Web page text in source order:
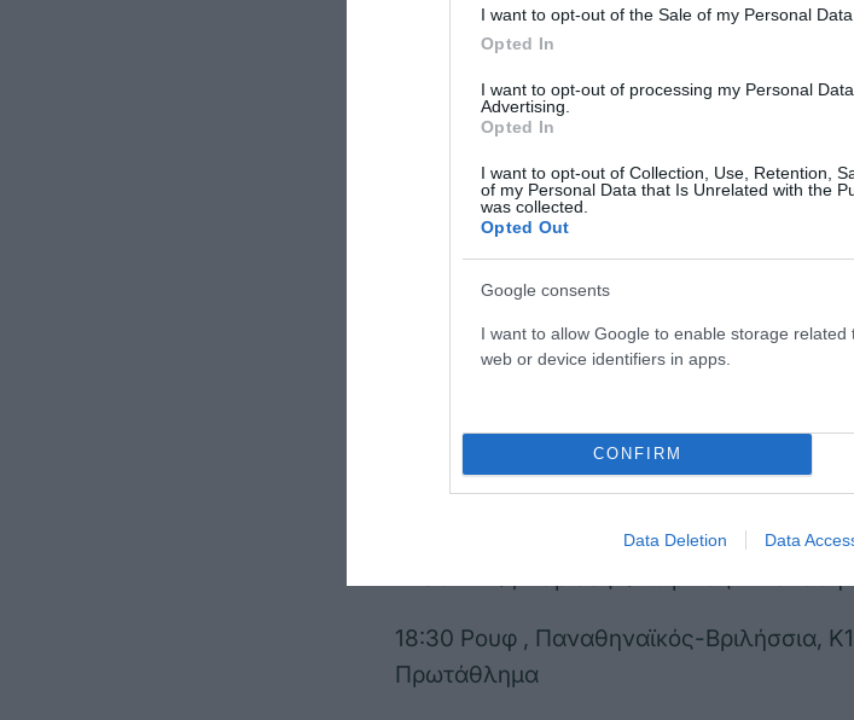
I want to opt-out of the Sale of my Personal Data.
Opted In
I want to opt-out of processing my Personal
Advertising.
Opted In
I want to opt-out of Collection, Use, Retention,
of my Personal Data that Is Unrelated with the
was collected.
Opted Out
Google consents
I want to allow Google to enable storage
web or device identifiers in apps.
CONFIRM
Data Deletion Data
17:00 Ρέντη, Ολυμπιακός-Παναθηναϊκός
18:30 Ρουφ , Παναθηναϊκός-Βριλήσσια,
Πρωτάθλημα